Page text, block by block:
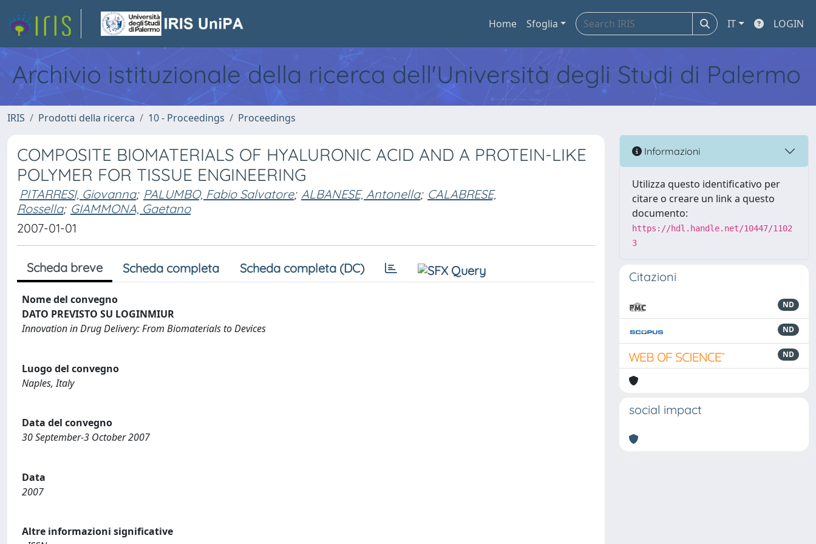
Home Sfoglia IT LOGIN
Archivio istituzionale della ricerca dell'Università degli Studi di Palermo
IRIS Prodotti della ricerca 10 - Proceedings Proceedings
COMPOSITE BIOMATERIALS OF HYALURONIC ACID AND A PROTEIN-LIKE
POLYMER FOR TISSUE ENGINEERING
PITARRESI, Giovanna; PALUMBO, Fabio Salvatore; ALBANESE, Antonella; CALABRESE,
Rossella; GIAMMONA, Gaetano
2007-01-01
Scheda breve Scheda completa Scheda completa (DC)
Nome del convegno
DATO PREVISTO SU LOGINMIUR
Innovation in Drug Delivery: From Biomaterials to Devices
Luogo del convegno
Naples, Italy
Data del convegno
30 September-3 October 2007
Data
2007
Altre informazioni significative
Informazioni
Utilizza questo identificativo per
citare o creare un link a questo
documento:
https://hdl.handle.net/10447/1102
3
Citazioni
ND
ND
ND
social impact